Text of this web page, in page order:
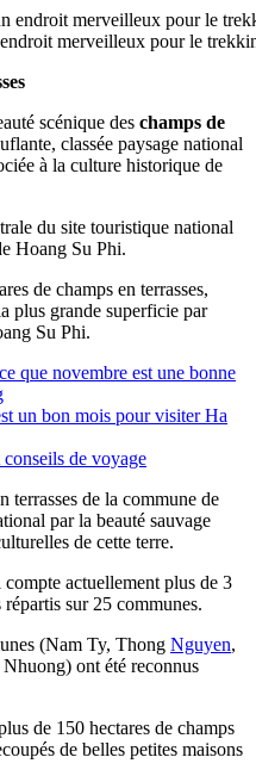
merveilleux pour le
scénique des champs de
classée paysage national
à la culture historique de
du site touristique national
Hoang Su Phi.
de champs en terrasses,
plus grande superficie par
Su Phi.
que novembre est une bonne
un bon mois pour visiter Ha
de voyage
terrasses de la commune de
par la beauté sauvage
de cette terre.
actuellement plus de 3
répartis sur 25 communes.
(Nam Ty, Thong Nguyen,
ont été reconnus
de 150 hectares de champs
de belles petites maisons